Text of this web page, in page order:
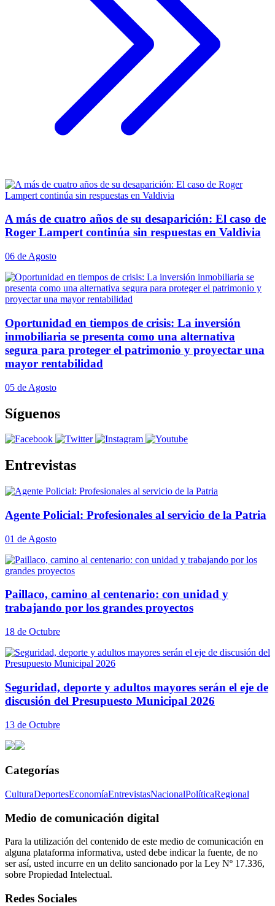
A más de cuatro años de su desaparición: El caso de
Roger Lampert continúa sin respuestas en Valdivia
06 de Agosto
Oportunidad en tiempos de crisis: La inversión
inmobiliaria se presenta como una alternativa
segura para proteger el patrimonio y proyectar una
mayor rentabilidad
05 de Agosto
Síguenos
Entrevistas
Agente Policial: Profesionales al servicio de la Patria
01 de Agosto
Paillaco, camino al centenario: con unidad y
trabajando por los grandes proyectos
18 de Octubre
Seguridad, deporte y adultos mayores serán el eje de
discusión del Presupuesto Municipal 2026
13 de Octubre
Categorías
CulturaDeportesEconomíaEntrevistasNacionalPolíticaRegional
Medio de comunicación digital
Para la utilización del contenido de este medio de comunicación en
alguna plataforma informativa, usted debe indicar la fuente, de no
ser así, usted incurre en un delito sancionado por la Ley Nº 17.336,
sobre Propiedad Intelectual.
Redes Sociales